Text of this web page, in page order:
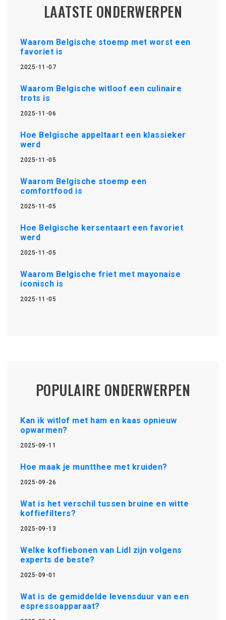
LAATSTE ONDERWERPEN
Waarom Belgische stoemp met worst een
favoriet is
2025-11-07
Waarom Belgische witloof een culinaire
trots is
2025-11-06
Hoe Belgische appeltaart een klassieker
werd
2025-11-05
Waarom Belgische stoemp een
comfortfood is
2025-11-05
Hoe Belgische kersentaart een favoriet
werd
2025-11-05
Waarom Belgische friet met mayonaise
iconisch is
2025-11-05
POPULAIRE ONDERWERPEN
Kan ik witlof met ham en kaas opnieuw
opwarmen?
2025-09-11
Hoe maak je muntthee met kruiden?
2025-09-26
Wat is het verschil tussen bruine en witte
koffiefilters?
2025-09-13
Welke koffiebonen van Lidl zijn volgens
experts de beste?
2025-09-01
Wat is de gemiddelde levensduur van een
espressoapparaat?